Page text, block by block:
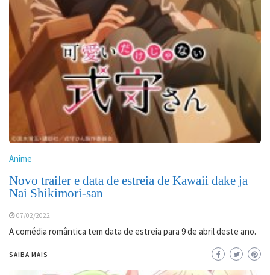
Anime
Novo trailer e data de estreia de Kawaii dake ja
Nai Shikimori-san
07/02/2022
A comédia romântica tem data de estreia para 9 de abril deste ano.
SAIBA MAIS